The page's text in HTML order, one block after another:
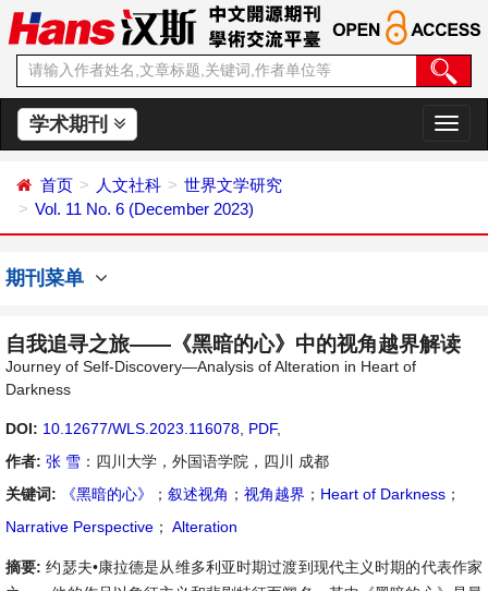
学术期刊
切
换
首页 人文社科
世界文学研究
Vol. 11 No. 6 (December 2023)
期刊菜单
自我追寻之旅——《黑暗的心》中的视角越界解读
Journey of Self-Discovery—Analysis of Alteration in Heart of
Darkness
DOI: 10.12677/WLS.2023.116078 PDF,
作者: 张 雪 ：四川大学，外国语学院，四川 成都
关键词:
《黑暗的心》 ； 叙述视角 ； 视角越界 ； Heart of Darkness ；
Narrative Perspective ； Alteration
摘要:约瑟夫•康拉德是从维多利亚时期过渡到现代主义时期的代表作家